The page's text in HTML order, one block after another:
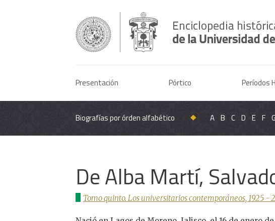
Presentación Pórtico Períodos
Biografías por órden alfabético A B C D E F G
De Alba Martí,
Tomo quinto. Los universitarios contemporáneos, 1925 -